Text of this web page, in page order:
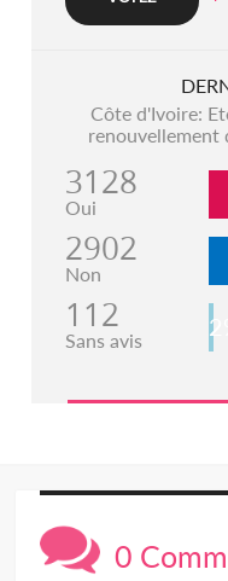
Côte d'Ivoire:
renouvellement
3128
Oui
2902
Non
112
Sans avis 2%
0